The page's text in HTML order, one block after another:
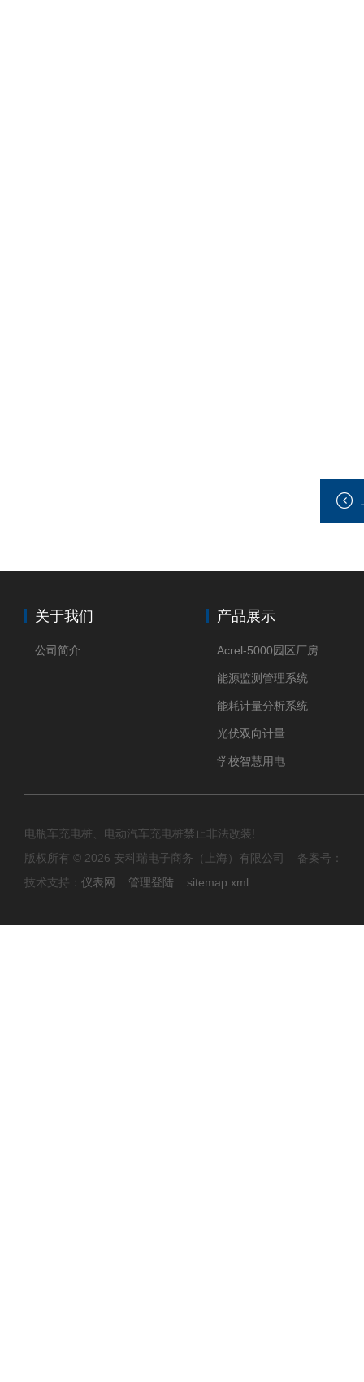
关于我们
公司简介
产品展示
能源监测管理系统
能耗计量分析系统
光伏双向计量
学校智慧用电
电瓶车充电桩、电动汽车充电桩禁止非法改装!
版权所有 © 2026 安科瑞电子商务（上海）有限公司 备案号：
技术支持： 仪表网 管理登陆 sitemap.xml